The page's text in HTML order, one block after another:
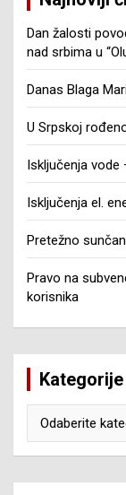
Dan žalosti
nad srbima u
Danas Blaga
U Srpskoj
Isključenja vode
Isključenja el.
Pretežno
Pravo na
korisnika
Kategorije